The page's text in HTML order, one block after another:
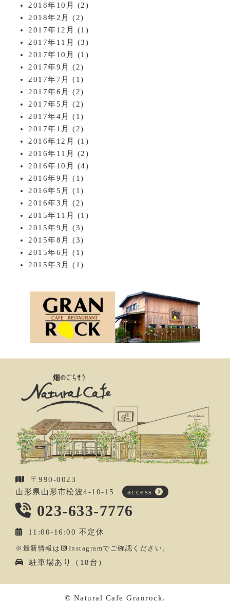
2018年10月
(2)
2018年2月
(2)
2017年12月
(1)
2017年11月
(3)
2017年10月
(1)
2017年9月
(2)
2017年7月
(1)
2017年6月
(2)
2017年5月
(2)
2017年4月
(1)
2017年1月
(2)
2016年12月
(1)
2016年11月
(2)
2016年10月
(4)
2016年9月
(1)
2016年5月
(1)
2016年3月
(2)
2015年11月
(1)
2015年9月
(3)
2015年8月
(3)
2015年6月
(1)
2015年3月
(1)
〒990-0023
山形県山形市松波4-10-15
access
023-633-7776
11:00-16:00 不定休
※最新情報は Instagramでご確認ください。
駐車場あり（18台）
© Natural Cafe Granrock.